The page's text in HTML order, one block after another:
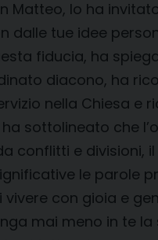
Matteo, lo ha
dalle tue idee
fiducia, ha
diacono, ha
nella Chiesa e
sottolineato che
conflitti e divisioni,
le parole
vivere con gioia e
mai meno in te